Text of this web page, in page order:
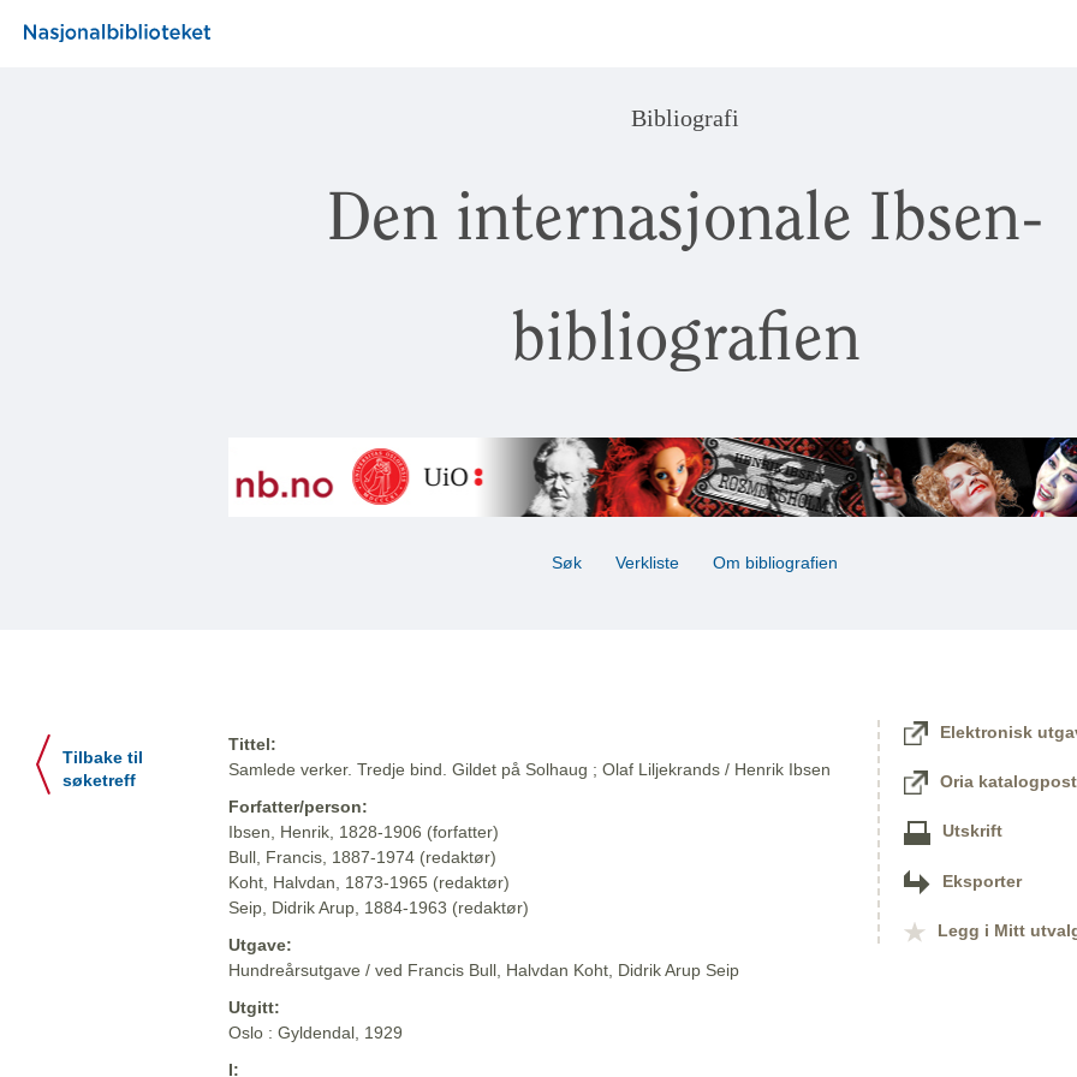
Bibliografi
Den internasjonale Ibsen-
bibliografien
Søk Verkliste Om bibliografien
Tilbake til
søketreff
Tittel:
Samlede verker. Tredje bind. Gildet på Solhaug ; Olaf Liljekrands / Henrik Ibsen
Forfatter/person:
Ibsen, Henrik, 1828-1906 (forfatter)
Bull, Francis, 1887-1974 (redaktør)
Koht, Halvdan, 1873-1965 (redaktør)
Seip, Didrik Arup, 1884-1963 (redaktør)
Utgave:
Hundreårsutgave / ved Francis Bull, Halvdan Koht, Didrik Arup Seip
Utgitt:
Oslo : Gyldendal, 1929
I:
Elektronisk
Oria katalogpost
Utskrift
Eksporter
Legg i Mitt